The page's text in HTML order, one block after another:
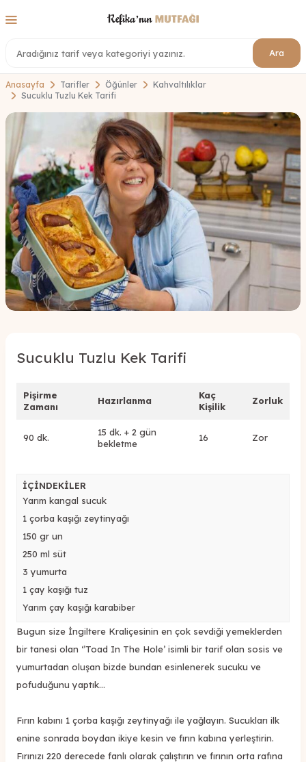
Ara
Anasayfa Tarifler Öğünler
Kahvaltılıklar
Sucuklu Tuzlu Kek Tarifi
Sucuklu Tuzlu Kek Tarifi
Pişirme
Zamanı
Hazırlanma
Kaç
Kişilik
Zorluk
90 dk.
15 dk. + 2 gün
bekletme
16 Zor
İÇİNDEKİLER
Yarım kangal sucuk
1 çorba kaşığı zeytinyağı
150 gr un
250 ml süt
3 yumurta
1 çay kaşığı tuz
Yarım çay kaşığı karabiber
Bugun size İngiltere Kraliçesinin en çok sevdiği yemeklerden
bir tanesi olan ‘’Toad In The Hole’ isimli bir tarif olan sosis ve
yumurtadan oluşan bizde bundan esinlenerek sucuku ve
pofuduğunu yaptık…
Fırın kabını 1 çorba kaşığı zeytinyağı ile yağlayın. Sucukları ilk
enine sonrada boydan ikiye kesin ve fırın kabına yerleştirin.
Fırınızı 220 derecede fanlı olarak çalıştırın ve fırının orta rafına